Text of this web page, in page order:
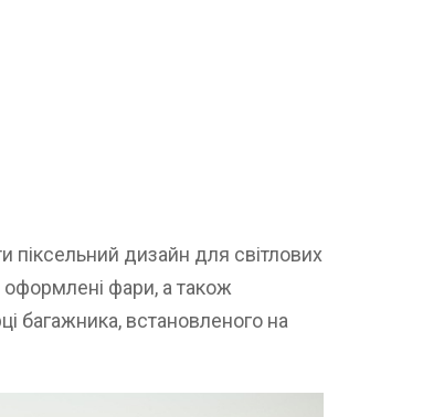
піксельний дизайн для світлових
фари, а також
багажника, встановленого на